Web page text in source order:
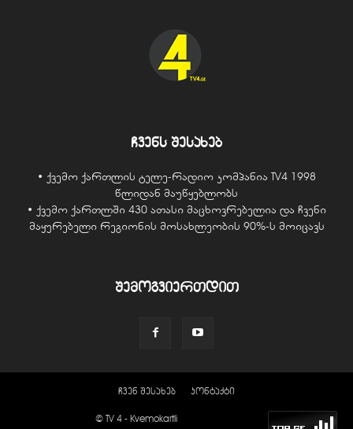
ჩვენს შესახებ
• ქვემო ქართლის ტელე-რადიო კომპანია TV4 1998
წლიდან მაუწყებლობს
• ქვემო ქართლში 430 ათასი მაცხოვრებელია და ჩვენი
მაყურებელი რეგიონის მოსახლეობის 90%-ს მოიცავს
შემოგვიერთდით
ჩვენ შესახებ კონტაქტი
© TV 4 - Kvemokartli